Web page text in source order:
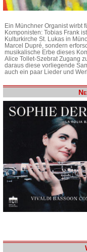
Ein Münchner Organist wirbt
Komponisten: Tobias Frank
Kulturkirche St. Lukas in
Marcel Dupré, sondern
musikalische Erbe dieses
Alice Tollet-Szebrat Zugang
daraus diese vorliegende
auch ein paar Lieder und